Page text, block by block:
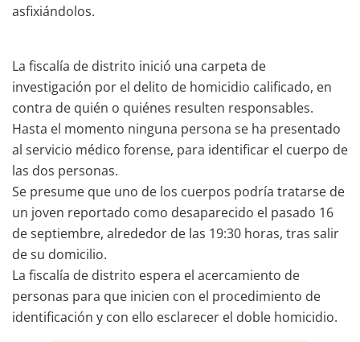
asfixiándolos.
La fiscalía de distrito inició una carpeta de
investigación por el delito de homicidio calificado, en
contra de quién o quiénes resulten responsables.
Hasta el momento ninguna persona se ha presentado
al servicio médico forense, para identificar el cuerpo de
las dos personas.
Se presume que uno de los cuerpos podría tratarse de
un joven reportado como desaparecido el pasado 16
de septiembre, alrededor de las 19:30 horas, tras salir
de su domicilio.
La fiscalía de distrito espera el acercamiento de
personas para que inicien con el procedimiento de
identificación y con ello esclarecer el doble homicidio.